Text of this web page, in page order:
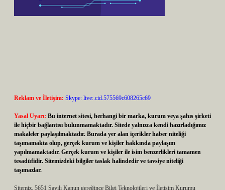
Reklam ve İletişim: Skype: live:.cid.575569c608265c69
Yasal Uyarı: Bu internet sitesi, herhangi bir marka, kurum veya şahıs şirketi
ile hiçbir bağlantısı bulunmamaktadır. Sitede yalnızca kendi hazırladığımız
makaleler paylaşılmaktadır. Burada yer alan içerikler haber niteliği
taşımamakta olup, gerçek kurum ve kişiler hakkında paylaşım
yapılmamaktadır. Gerçek kurum ve kişiler ile isim benzerlikleri tamamen
tesadüfidir. Sitemizdeki bilgiler taslak halindedir ve tavsiye niteliği
taşımazlar.
Sitemiz, 5651 Sayılı Kanun gereğince Bilgi Teknolojileri ve İletişim Kurumu